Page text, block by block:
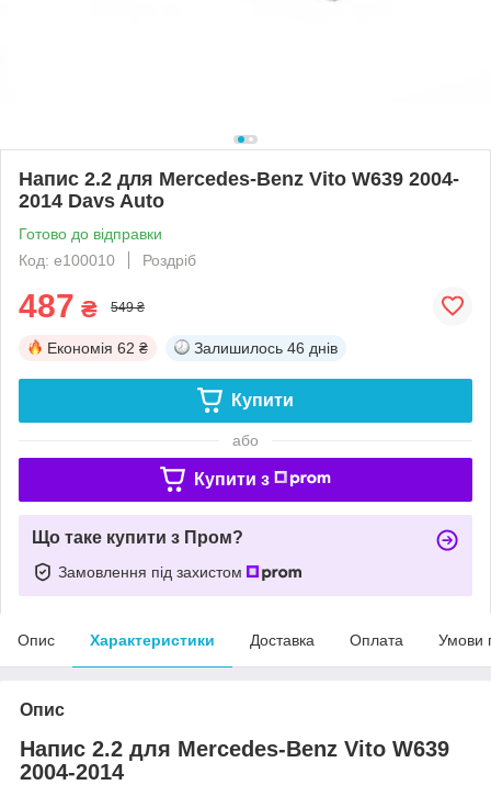
Напис 2.2 для Mercedes-Benz Vito W639 2004-
2014 Davs Auto
Готово до відправки
Код: e100010
Роздріб
487 ₴ 549 ₴
Економія 62 ₴ Залишилось 46 днів
Купити
або
Купити з
Що таке купити з Пром?
Замовлення під захистом
Опис Характеристики Доставка Оплата Умови
Опис
Напис 2.2 для Mercedes-Benz Vito W639
2004-2014